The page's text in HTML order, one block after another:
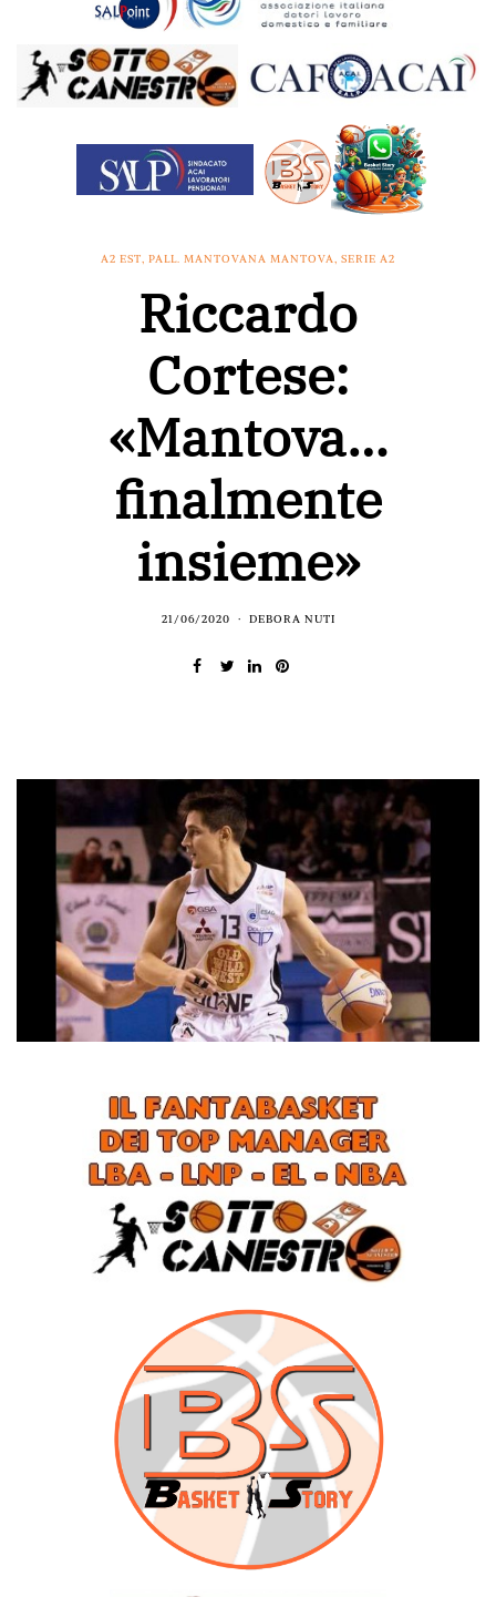
A2 EST, PALL. MANTOVANA MANTOVA, SERIE A2
Riccardo
Cortese:
«Mantova…
finalmente
insieme»
21/06/2020 DEBORA NUTI